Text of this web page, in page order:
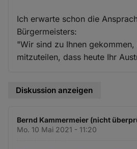
Ich erwarte schon die
Bürgermeisters:
"Wir sind zu Ihnen gekommen,
mitzuteilen, dass heute Ihr
Diskussion anzeigen
Bernd Kammermeier (nicht
Mo. 10 Mai 2021 - 11:20